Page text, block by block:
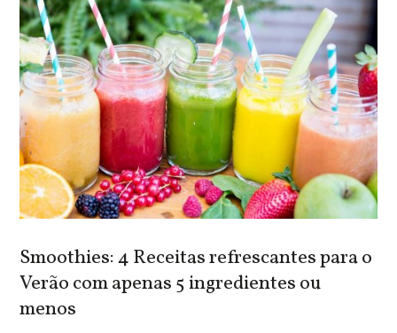
Smoothies: 4 Receitas refrescantes para o
Verão com apenas 5 ingredientes ou
menos